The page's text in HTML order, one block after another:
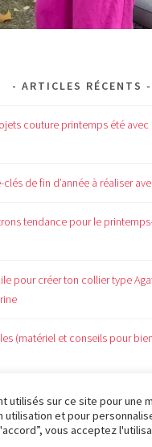
ARTICLES RÉCENTS
couture printemps été
de fin d’année à réaliser
tendance pour le
pour créer ton collier type
(matériel et conseils pour
utilisés sur ce site pour une
utilisation et pour
vous acceptez